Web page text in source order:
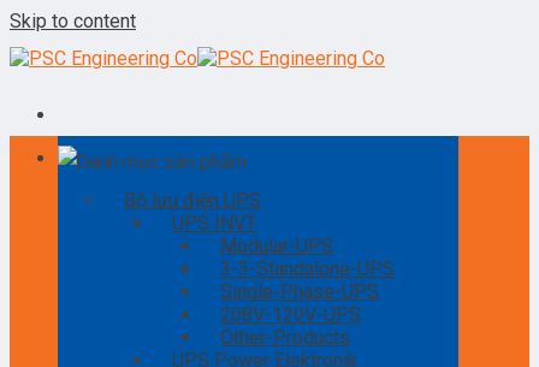
Skip to content
Danh mục sản phẩm
Bộ lưu điện UPS
UPS INVT
Modular-UPS
3-3-Standalone-UPS
Single-Phase-UPS
208V-120V-UPS
Other-Products
UPS Power Elektronik